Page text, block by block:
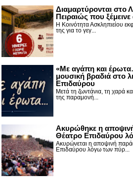
Διαμαρτύρονται στο
Πειραιώς που
Η Κοινότητα Ασκληπιείου
της για το γεγ...
«Με αγάπη και
μουσική βραδιά στο
Επιδαύρου
Μετά τη ζωντάνια, τη χαρά
της παραμονή...
Ακυρώθηκε η
Θέατρο Επιδαύρου
Ακυρώνεται η αποψινή
Επιδαύρου λόγω των πύρ...